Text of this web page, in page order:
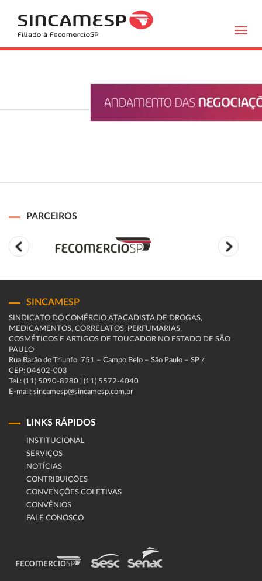
PARCEIROS
SINCAMESP
SINDICATO DO COMÉRCIO ATACADISTA DE DROGAS,
MEDICAMENTOS, CORRELATOS, PERFUMARIAS,
COSMÉTICOS E ARTIGOS DE TOUCADOR NO ESTADO DE SÃO
PAULO
Rua Barão do Triunfo, 751 – Campo Belo – São Paulo – SP /
CEP: 04602-003
Tel.: (11) 5090-8980 | (11) 5572-4040
E-mail: sincamesp@sincamesp.com.br
LINKS RÁPIDOS
INSTITUCIONAL
SERVIÇOS
NOTÍCIAS
CONTRIBUIÇÕES
CONVENÇÕES COLETIVAS
CONVÊNIOS
FALE CONOSCO